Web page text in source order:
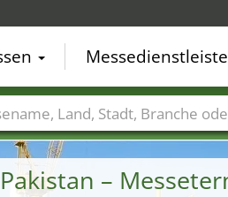
–
Länder Städte Branchen